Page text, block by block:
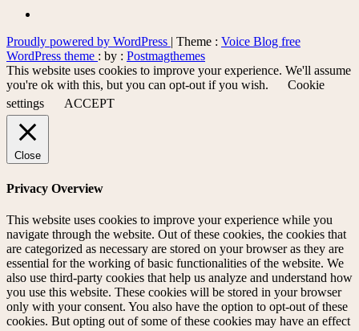
Proudly powered by WordPress | Theme : Voice Blog free
WordPress theme : by : Postmagthemes
This website uses cookies to improve your experience. We'll assume
you're ok with this, but you can opt-out if you wish.
Cookie
settings
ACCEPT
Close
Privacy Overview
This website uses cookies to improve your experience while you
navigate through the website. Out of these cookies, the cookies that
are categorized as necessary are stored on your browser as they are
essential for the working of basic functionalities of the website. We
also use third-party cookies that help us analyze and understand how
you use this website. These cookies will be stored in your browser
only with your consent. You also have the option to opt-out of these
cookies. But opting out of some of these cookies may have an effect